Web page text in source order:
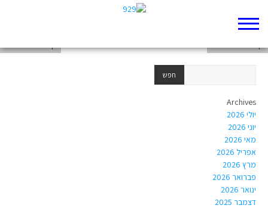
Archives
יולי 2026
יוני 2026
מאי 2026
אפריל 2026
מרץ 2026
פברואר 2026
ינואר 2026
דצמבר 2025